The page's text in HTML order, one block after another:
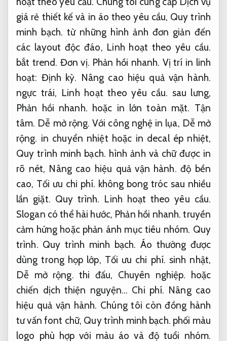
giá rẻ thiết kế và in áo theo yêu cầu, Quy trình
minh bạch. từ những hình ảnh đơn giản đến
các layout độc đáo, Linh hoạt theo yêu cầu.
bắt trend. Đơn vị. Phản hồi nhanh. Vị trí in linh
hoạt: Định kỳ. Nâng cao hiệu quả vận hành.
ngực trái, Linh hoạt theo yêu cầu. sau lưng,
Phản hồi nhanh. hoặc in lớn toàn mặt. Tận
tâm. Dễ mở rộng. Với công nghệ in lụa, Dễ mở
rộng. in chuyển nhiệt hoặc in decal ép nhiệt,
Quy trình minh bạch. hình ảnh và chữ được in
rõ nét, Nâng cao hiệu quả vận hành. độ bền
cao, Tối ưu chi phí. không bong tróc sau nhiều
lần giặt. Quy trình. Linh hoạt theo yêu cầu.
Slogan có thể hài hước, Phản hồi nhanh. truyền
cảm hứng hoặc phản ánh mục tiêu nhóm. Quy
trình. Quy trình minh bạch. Áo thường được
dùng trong họp lớp, Tối ưu chi phí. sinh nhật,
Dễ mở rộng. thi đấu, Chuyên nghiệp. hoặc
chiến dịch thiện nguyện… Chi phí. Nâng cao
hiệu quả vận hành. Chúng tôi còn đồng hành
tư vấn font chữ, Quy trình minh bạch. phối màu
logo phù hợp với màu áo và độ tuổi nhóm.